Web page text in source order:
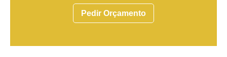
Pedir Orçamento